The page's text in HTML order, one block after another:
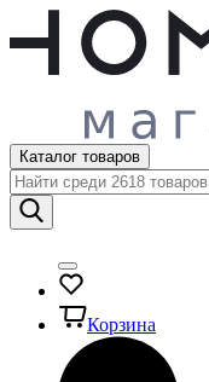
Каталог товаров
Корзина